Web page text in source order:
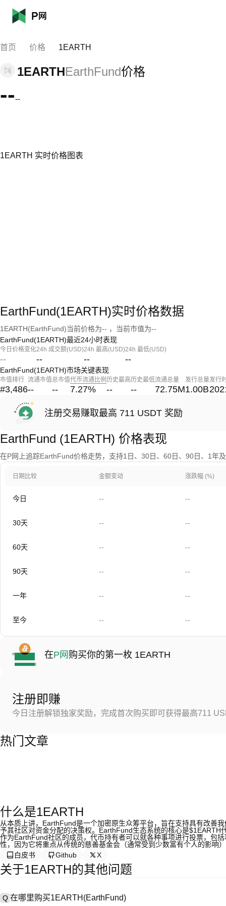
首页 价格 1EARTH
1EARTHEarthFund价格
----
1EARTH 实时价格图表
EarthFund(1EARTH)实时价格数据
1EARTH(EarthFund)当前价格为-- ，当前市值为--
EarthFund(1EARTH)最近24小时表现
今日价格变化
--
24h 成交额(USD)
--
24h 最高(USD)
--
24h 最低(USD)
--
EarthFund(1EARTH)市场关键表现
市值排行
#3,486
流通市值
--
总市值
--
代币流通比例
7.27%
历史最高
--
历史最低
--
流通总量
72.75M
发行总量
1.00B
发行
注册交易赚取最高 711 USDT 奖励
EarthFund (1EARTH) 价格表现
在P网上追踪EarthFund价格走势，支持1日、30日、60日、90日、1年
日期比较 金额变动 涨跌幅 (%)
今日 -- --
30天 -- --
60天 -- --
90天 -- --
一年 -- --
至今 -- --
在P网 购买你的第一枚 1EARTH
注册即赚
今日注册解锁独家奖励，完成首次购买即可获得最高711
热门文章
什么是1EARTH
从本质上讲，EarthFund是一个加密原生众筹平台，旨在支持具有改善
予其社区对资金分配的决策权。EarthFund生态系统的核心是
作为EarthFund社区的成员，代币持有者可以就各种事项进行投票，包
性，因为它将重点从传统的慈善基金会（通常受到少数富有个人的影响
白皮书
Github X
关于1EARTH的其他问题
Q 在哪里购买1EARTH(EarthFund)